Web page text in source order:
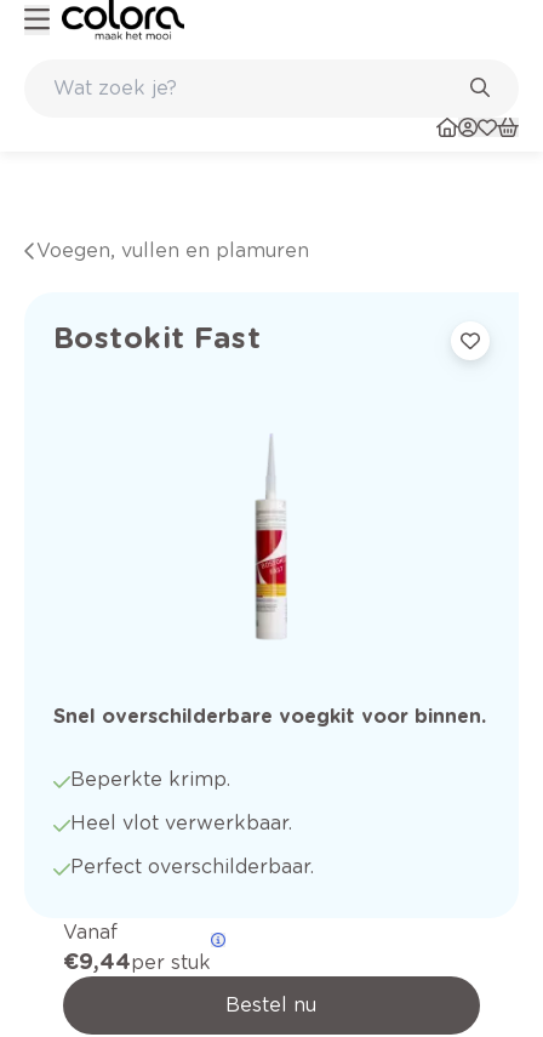
Voegen, vullen en plamuren
Bostokit Fast
Snel overschilderbare voegkit voor binnen.
Beperkte krimp.
Heel vlot verwerkbaar.
Perfect overschilderbaar.
Vanaf
€ 9,44per stuk
Bestel nu